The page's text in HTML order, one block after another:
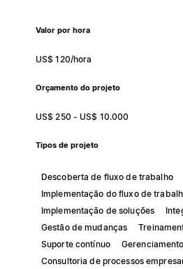
Valor por hora
US$ 120/hora
Orçamento do projeto
US$ 250 - US$ 10.000
Tipos de projeto
Descoberta de fluxo de trabalho
Implementação do fluxo de
Implementação de soluções
Gestão de mudanças
Suporte contínuo
Consultoria de processos